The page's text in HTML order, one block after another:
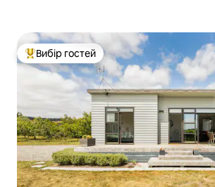
Топ вибір гостей
Вибір гостей